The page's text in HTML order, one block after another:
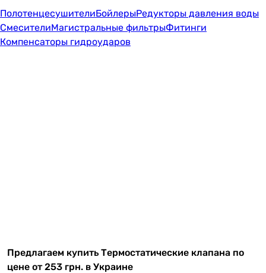
ПолотенцесушителиБойлерыРедукторы давления воды
СмесителиМагистральные фильтрыФитинги
Компенсаторы гидроударов
Предлагаем купить Термостатические клапана по
цене от 253 грн. в Украине